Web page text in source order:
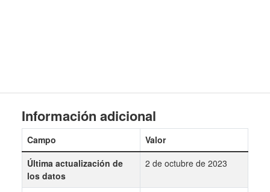
Información adicional
Campo
Valor
Última actualización de
los datos
2 de octubre de 2023